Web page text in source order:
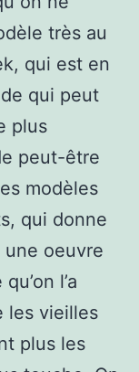
très au
qui est en
qui peut
plus
peut-être
modèles
qui donne
une oeuvre
l’a
les vieilles
plus les